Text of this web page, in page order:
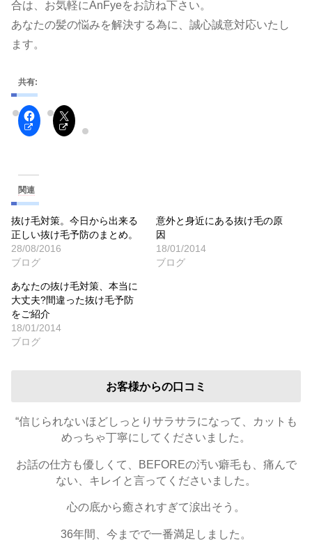
合は、お気軽にAnFyeをお訪ね下さい。
あなたの髪の悩みを解決する為に、誠心誠意対応いたし
ます。
共有:
関連
抜け毛対策。今日から出来る
正しい抜け毛予防のまとめ。
28/08/2016
ブログ
意外と身近にある抜け毛の原
因
18/01/2014
ブログ
あなたの抜け毛対策、本当に
大丈夫?間違った抜け毛予防
をご紹介
18/01/2014
ブログ
お客様からの口コミ
“信じられないほどしっとりサラサラになって、カットも
めっちゃ丁寧にしてくださいました。
お話の仕方も優しくて、BEFOREの汚い癖毛も、痛んで
ない、キレイと言ってくださいました。
心の底から癒されすぎて涙出そう。
36年間、今までで一番満足しました。